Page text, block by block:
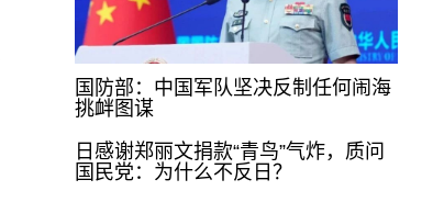
国防部：中国军队坚决反制任何闹海
挑衅图谋
日感谢郑丽文捐款“青鸟”气炸，质问
国民党：为什么不反日？